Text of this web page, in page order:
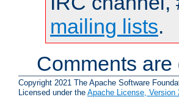
mailing lists.
Comments
Copyright 2021 The Apache Software
Licensed under the Apache License, Version